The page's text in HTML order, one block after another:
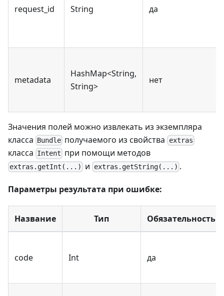
request_id String да
metadata
HashMap<String,
String>
нет
Значения полей можно извлекать из экземпляра
класса Bundle получаемого из свойства extras
класса Intent при помощи методов
extras.getInt(...) и extras.getString(...) .
Параметры результата при ошибке:
Название Тип Обязательность
code Int да